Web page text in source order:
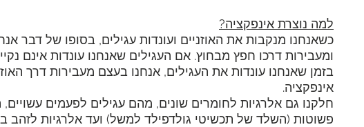
למה נוצרת אינפקציה?
כשאנחנו מנקבות את האוזניים ועונדות עגילים, בסופו של דבר
ומעבירות דרכו חפץ מבחוץ. אם העגילים שאנחנו עונדות אינם
בזמן שאנחנו עונדות את העגילים, אנחנו בעצם מעבירות דרך
אינפקציה.
חלקנו גם אלרגיות לחומרים שונים, מהם עגילים לפעמים
פשוטות (השלד של תכשיטי גולדפילד למשל) ועד אלרגיות לזהב